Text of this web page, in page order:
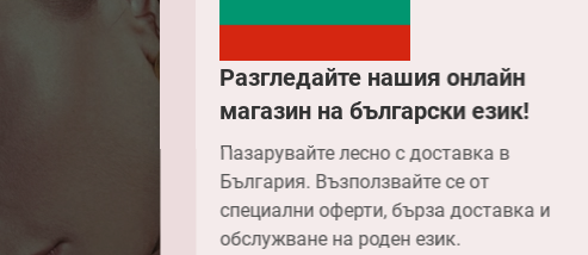
Разгледайте нашия онлайн
магазин на български език!
Пазарувайте лесно с доставка в
България. Възползвайте се от
специални оферти, бърза доставка и
обслужване на роден език.